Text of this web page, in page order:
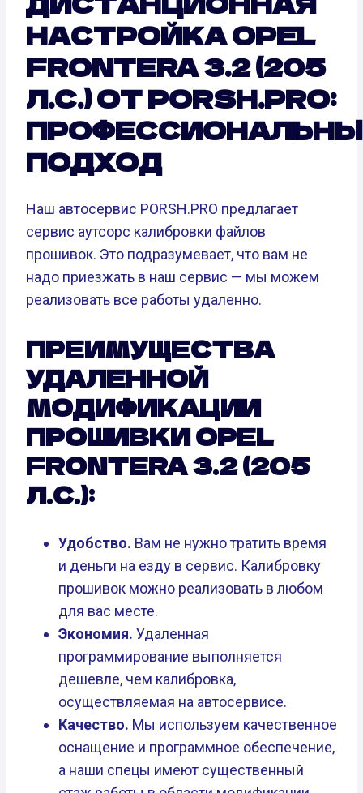
НАСТРОЙКА OPEL
FRONTERA 3.2 (205
Л.С.) ОТ PORSH.PRO:
ПОДХОД
Наш автосервис PORSH.PRO предлагает
сервис аутсорс калибровки файлов
прошивок. Это подразумевает, что вам не
надо приезжать в наш сервис — мы можем
реализовать все работы удаленно.
ПРЕИМУЩЕСТВА
УДАЛЕННОЙ
МОДИФИКАЦИИ
ПРОШИВКИ OPEL
FRONTERA 3.2 (205
Л.С.):
Удобство. Вам не нужно тратить время
и деньги на езду в сервис. Калибровку
прошивок можно реализовать в любом
для вас месте.
Экономия. Удаленная
программирование выполняется
дешевле, чем калибровка,
осуществляемая на автосервисе.
Качество. Мы используем качественное
оснащение и программное обеспечение,
а наши спецы имеют существенный